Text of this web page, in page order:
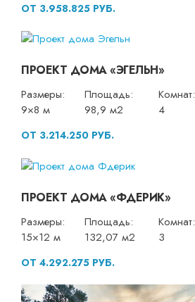
ОТ 3.958.825 РУБ.
ПРОЕКТ ДОМА «ЭГЕЛЬН»
Размеры:
9×8 м
Площадь:
98,9 м2
Комнат:
4
ОТ 3.214.250 РУБ.
ПРОЕКТ ДОМА «ФДЕРИК»
Размеры:
15×12 м
Площадь:
132,07 м2
Комнат:
3
ОТ 4.292.275 РУБ.